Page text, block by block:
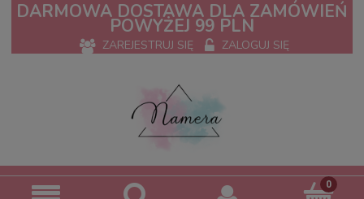
DARMOWA DOSTAWA DLA ZAMÓWIEŃ
POWYŻEJ 99 PLN
ZAREJESTRUJ SIĘ ZALOGUJ SIĘ